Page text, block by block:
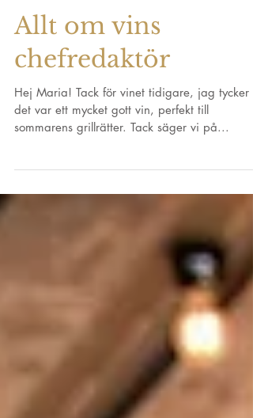
Allt om vins
chefredaktör
Hej Maria! Tack för vinet tidigare, jag tycker
sommarens grillrätter. Tack säger vi på...